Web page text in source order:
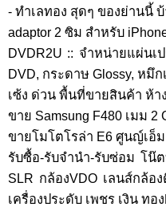
- ทำเลทอง สุดๆ ของย่านนี้
adaptor 2 ซิม สำหรับ
DVDR2U :: จำหน่ายแผ่นเ
DVD, กระดาษ Glossy, หมึ
เซ้ง ด่วน พื้นที่ขายสินค้า ห้
ขาย Samsung F480 เมม
ขายโมโตโรล่า E6 ศูนญ์เอ็
รับซื้อ-รับจำนำ-รับซ่อม โน๊ต
SLR กล้องVDO เลนส์กล้อ
เครื่องประดับ เพชร เงิน ท